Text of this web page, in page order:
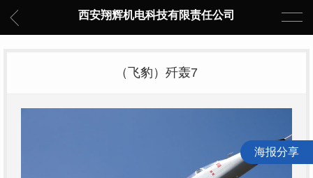
西安翔辉机电科技有限责任公司
（飞豹）歼轰7
海报分享